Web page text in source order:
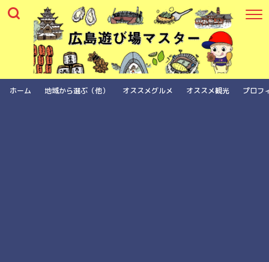
ホーム 地域から選ぶ（他） オススメグルメ オススメ観光 プロフ